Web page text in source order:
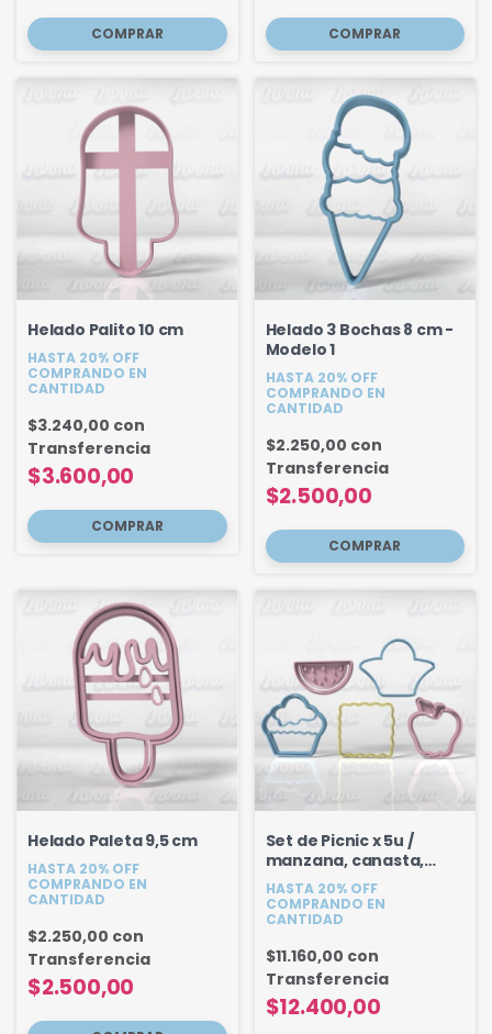
Helado Palito 10 cm
HASTA 20% OFF
COMPRANDO EN
CANTIDAD
$3.600,00
$3.240,00 con
Transferencia
Helado 3 Bochas 8 cm -
Modelo 1
HASTA 20% OFF
COMPRANDO EN
CANTIDAD
$2.500,00
$2.250,00 con
Transferencia
Helado Paleta 9,5 cm
HASTA 20% OFF
COMPRANDO EN
CANTIDAD
$2.500,00
$2.250,00 con
Transferencia
Set de Picnic x 5u /
manzana, canasta,
mantel, muffin, sandia
HASTA 20% OFF
COMPRANDO EN
CANTIDAD
$12.400,00
$11.160,00 con
Transferencia